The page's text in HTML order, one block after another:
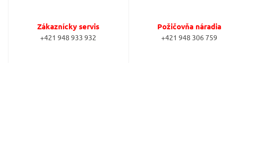
Zákaznícky servis
+421 948 933 932
Požičovňa náradia
+421 948 306 759